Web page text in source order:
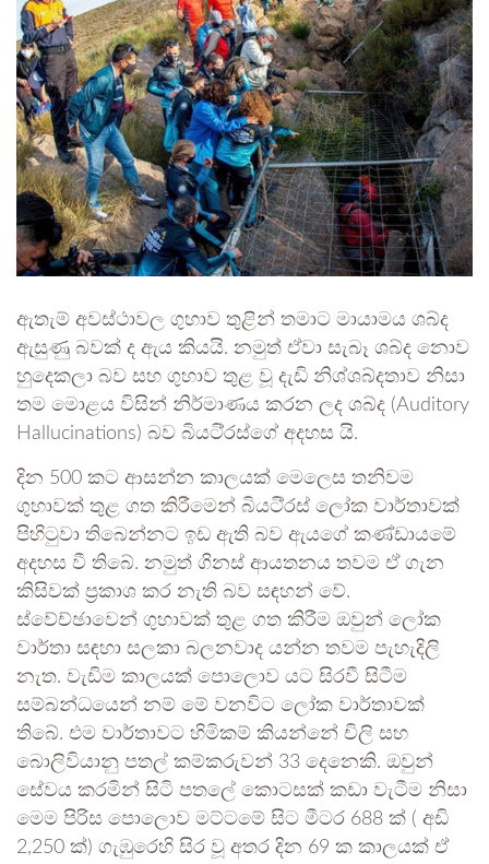
ඇතැම් අවස්ථාවල ගුහාව තුළින් තමාට මායාමය ශබ්ද
ඇසුණු බවක් ද ඇය කියයි. නමුත් ඒවා සැබෑ ශබ්ද නොව
හුදෙකලා බව සහ ගුහාව තුළ වූ දැඩි නිශ්ශබ්දතාව නිසා
තම මොළය විසින් නිර්මාණය කරන ලද ශබ්ද (Auditory
Hallucinations) බව බියටි්‍රස්ගේ අදහස යි.
දින 500 කට ආසන්න කාලයක් මෙලෙස තනිවම
ගුහාවක් තුළ ගත කිරීමෙන් බියටි්‍රස් ලෝක වාර්තාවක්
පිහිටුවා තිබෙන්නට ඉඩ ඇති බව ඇයගේ කණ්ඩායමේ
අදහස වී තිබේ. නමුත් ගිනස් ආයතනය තවම ඒ ගැන
කිසිවක් ප්‍රකාශ කර නැති බව සඳහන් වේ.
ස්වේච්ඡාවෙන් ගුහාවක් තුළ ගත කිරීම ඔවුන් ලෝක
වාර්තා සඳහා සලකා බලනවාද යන්න තවම පැහැදිලි
නැත. වැඩිම කාලයක් පොලොව යට සිරවී සිටීම
සම්බන්ධයෙන් නම් මේ වනවිට ලෝක වාර්තාවක්
තිබේ. එම වාර්තාවට හිමිකම් කියන්නේ චිලි සහ
බොලිවියානු පතල් කම්කරුවන් 33 දෙනෙකි. ඔවුන්
සේවය කරමින් සිටි පතලේ කොටසක් කඩා වැටීම නිසා
මෙම පිරිස පොලොව මට්ටමේ සිට මීටර 688 ක් ( අඩි
2,250 ක්) ගැඹුරෙහි සිර වූ අතර දින 69 ක කාලයක් ඒ